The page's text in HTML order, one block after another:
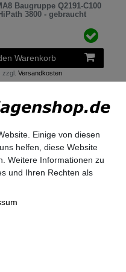
Baugruppe Q2191-C100
3800 - gebraucht
Warenkorb
zzgl.Versandkosten
Baugruppe Q2225-
Warenkorb
Einige von diesen
helfen, diese Website
Weitere Informationen zu
und Ihren Rechten als